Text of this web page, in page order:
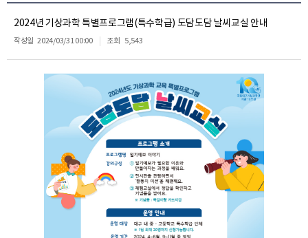
2024년 기상과학 특별프로그램(특수학급) 도담도담 날씨교실 안내
작성일 2024/03/31 00:00 조회 5,543